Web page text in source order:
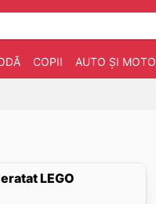
COPII AUTO ȘI MOTO
LEGO